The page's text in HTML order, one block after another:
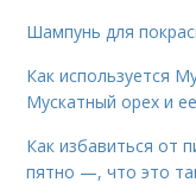
Шампунь для
Как используется
Мускатный орех и
Как избавиться от
пятно —, что это